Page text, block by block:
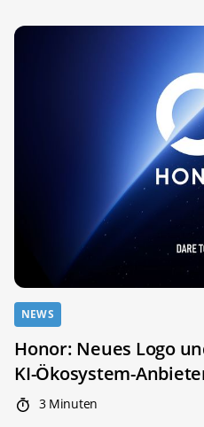
NEWS
Honor: Neues Logo
KI-Ökosystem-
3 Minuten